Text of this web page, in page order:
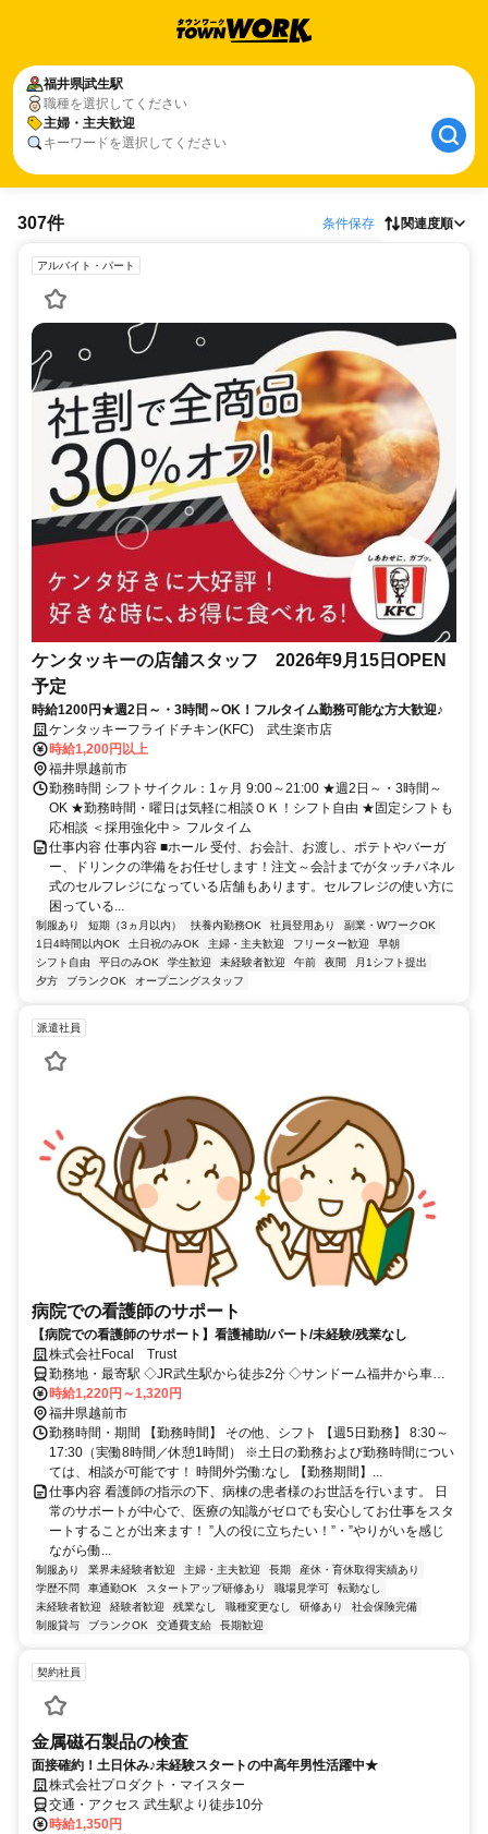
福井県武生駅
職種を選択してください
主婦・主夫歓迎
キーワードを選択してください
307件 条件保存 関連度順
アルバイト・パート
ケンタッキーの店舗スタッフ 2026年9月15日OPEN
予定
時給1200円★週2日～・3時間～OK！フルタイム勤務可能な方大歓迎♪
ケンタッキーフライドチキン(KFC) 武生楽市店
時給1,200円以上
福井県越前市
勤務時間 シフトサイクル：1ヶ月 9:00～21:00 ★週2日～・3時間～
OK ★勤務時間・曜日は気軽に相談ＯＫ！シフト自由 ★固定シフトも
応相談 ＜採用強化中＞ フルタイム
仕事内容 仕事内容 ■ホール 受付、お会計、お渡し、ポテトやバーガ
ー、ドリンクの準備をお任せします！注文～会計までがタッチパネル
式のセルフレジになっている店舗もあります。セルフレジの使い方に
困っている...
制服あり 短期（3ヵ月以内） 扶養内勤務OK 社員登用あり
副業・WワークOK
1日4時間以内OK
土日祝のみOK 主婦・主夫歓迎 フリーター歓迎
早朝
シフト自由
平日のみOK 学生歓迎 未経験者歓迎 午前 夜間
月1シフト提出
夕方
ブランクOK オープニングスタッフ
派遣社員
病院での看護師のサポート
【病院での看護師のサポート】看護補助/パート/未経験/残業なし
株式会社Focal Trust
勤務地・最寄駅 ◇JR武生駅から徒歩2分 ◇サンドーム福井から車で
11分 ◇かこさとし ふるさと絵本館から車で6分
時給1,220円～1,320円
福井県越前市
勤務時間・期間 【勤務時間】 その他、シフト 【週5日勤務】 8:30～
17:30（実働8時間／休憩1時間） ※土日の勤務および勤務時間につい
ては、相談が可能です！ 時間外労働:なし 【勤務期間】...
仕事内容 看護師の指示の下、病棟の患者様のお世話を行います。 日
常のサポートが中心で、医療の知識がゼロでも安心してお仕事をスタ
ートすることが出来ます！ ”人の役に立ちたい！”・”やりがいを感じ
ながら働...
制服あり 業界未経験者歓迎 主婦・主夫歓迎 長期
産休・育休取得実績あり
学歴不問
車通勤OK スタートアップ研修あり 職場見学可
転勤なし
未経験者歓迎
経験者歓迎 残業なし 職種変更なし 研修あり
社会保険完備
制服貸与
ブランクOK 交通費支給 長期歓迎
契約社員
金属磁石製品の検査
面接確約！土日休み♪未経験スタートの中高年男性活躍中★
株式会社プロダクト・マイスター
交通・アクセス 武生駅より徒歩10分
時給1,350円